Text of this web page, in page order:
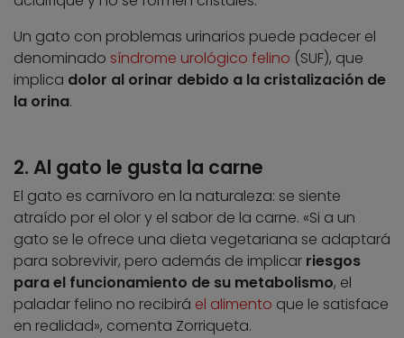
Un gato con problemas urinarios puede padecer el
denominado síndrome urológico felino (SUF), que
implica dolor al orinar debido a la cristalización de
la orina.
2. Al gato le gusta la carne
El gato es carnívoro en la naturaleza: se siente
atraído por el olor y el sabor de la carne. «Si a un
gato se le ofrece una dieta vegetariana se adaptará
para sobrevivir, pero además de implicar riesgos
para el funcionamiento de su metabolismo, el
paladar felino no recibirá el alimento que le satisface
en realidad», comenta Zorriqueta.